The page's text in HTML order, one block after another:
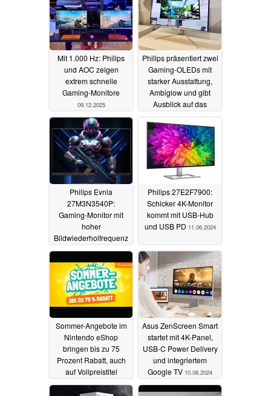
Mit 1.000 Hz: Philips
und AOC zeigen
extrem schnelle
Gaming-Monitore
09.12.2025
Philips präsentiert zwei
Gaming-OLEDs mit
starker Ausstattung,
Ambiglow und gibt
Ausblick auf das
25.08.2024
Philips Evnia
27M3N3540P:
Gaming-Monitor mit
hoher
Bildwiederholfrequenz
konzentriert sich auf
das Wesentliche
17.06.2024
Philips 27E2F7900:
Schicker 4K-Monitor
kommt mit USB-Hub
und USB PD 11.06.2024
Sommer-Angebote im
Nintendo eShop
bringen bis zu 75
Prozent Rabatt, auch
auf Vollpreistitel
11.06.2024
Asus ZenScreen Smart
startet mit 4K-Panel,
USB-C Power Delivery
und integriertem
Google TV 10.06.2024